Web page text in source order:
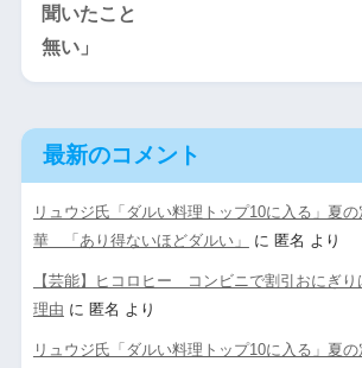
最新のコメント
リュウジ氏「ダルい料理トップ10に入る」夏
華 「あり得ないほどダルい」
に 匿名 より
【芸能】ヒコロヒー コンビニで割引おにぎり
理由 に 匿名 より
リュウジ氏「ダルい料理トップ10に入る」夏